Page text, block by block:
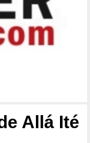
Allá Ité